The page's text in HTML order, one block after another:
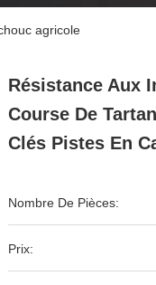
agricole
Résistance Aux
Course De
Clés Pistes En
Nombre De Pièces:
Prix: